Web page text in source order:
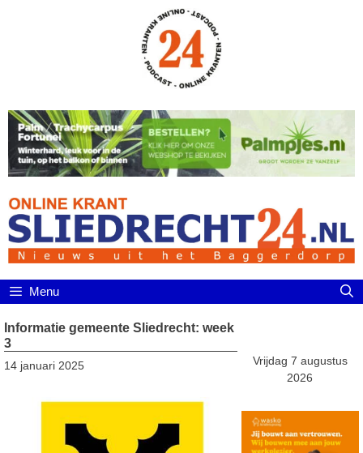
Menu
Informatie gemeente Sliedrecht: week
3
14 januari 2025
Vrijdag 7 augustus
2026